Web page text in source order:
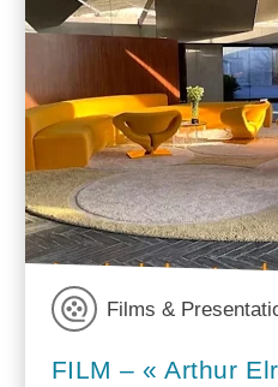
Films &
FILM – « Arthur